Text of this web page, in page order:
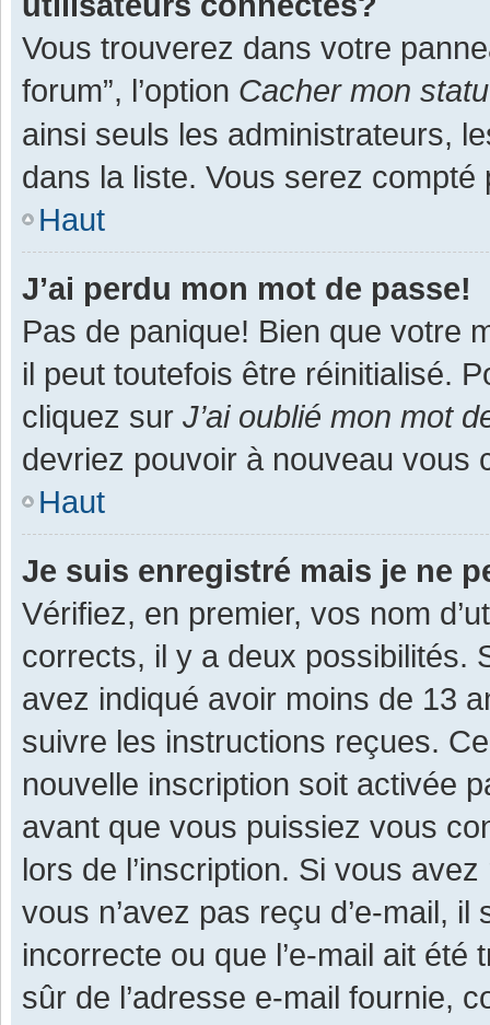
Vous trouverez dans votre
forum”, l’option Cacher mon
ainsi seuls les administrateurs,
dans la liste. Vous serez
Haut
J’ai perdu mon mot de passe!
Pas de panique! Bien que votre
il peut toutefois être réinitialisé.
cliquez sur J’ai oublié mon mot
devriez pouvoir à nouveau vous
Haut
Je suis enregistré mais je ne
Vérifiez, en premier, vos nom
corrects, il y a deux possibilités.
avez indiqué avoir moins de 13
suivre les instructions reçues.
nouvelle inscription soit activée
avant que vous puissiez vous
lors de l’inscription. Si vous
vous n’avez pas reçu d’e-mail,
incorrecte ou que l’e-mail ait
sûr de l’adresse e-mail fournie,